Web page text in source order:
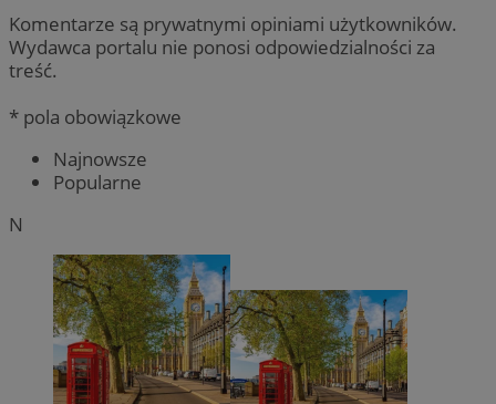
Komentarze są prywatnymi opiniami użytkowników.
Wydawca portalu nie ponosi odpowiedzialności za
treść.
* pola obowiązkowe
Najnowsze
Popularne
N